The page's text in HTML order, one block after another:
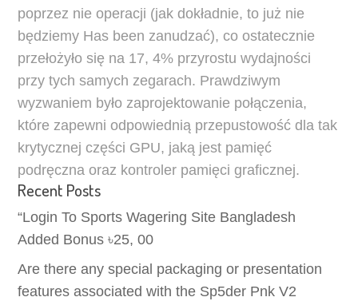
poprzez nie operacji (jak dokładnie, to już nie
będziemy Has been zanudzać), co ostatecznie
przełożyło się na 17, 4% przyrostu wydajności
przy tych samych zegarach. Prawdziwym
wyzwaniem było zaprojektowanie połączenia,
które zapewni odpowiednią przepustowość dla tak
krytycznej części GPU, jaką jest pamięć
podręczna oraz kontroler pamięci graficznej.
Recent Posts
“Login To Sports Wagering Site Bangladesh
Added Bonus ৳25, 00
Are there any special packaging or presentation
features associated with the Sp5der Pnk V2